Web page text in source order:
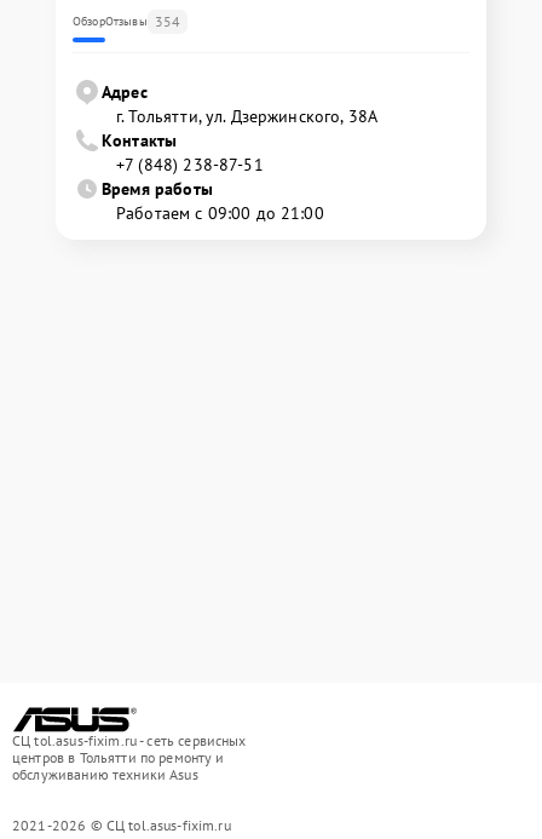
ОбзорОтзывы 354
Адрес
г. Тольятти, ул. Дзержинского, 38А
Контакты
+7 (848) 238-87-51
Время работы
Работаем с 09:00 до 21:00
СЦ tol.asus-fixim.ru - сеть сервисных
центров в Тольятти по ремонту и
обслуживанию техники Asus
2021-2026 © СЦ tol.asus-fixim.ru